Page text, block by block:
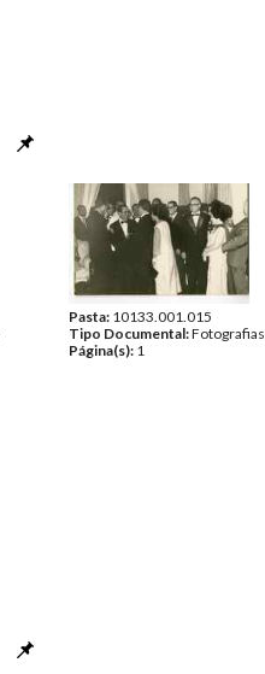
Pasta: 10133.001.015
Tipo Documental:Fotografias
Página(s): 1